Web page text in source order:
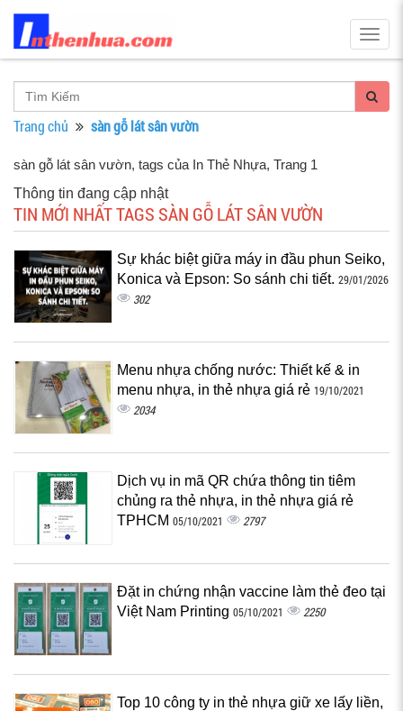
Trang chủ sàn gỗ lát sân vườn
sàn gỗ lát sân vườn, tags của In Thẻ Nhựa, Trang 1
Thông tin đang cập nhật
TIN MỚI NHẤT TAGS SÀN GỖ LÁT SÂN VƯỜN
Sự khác biệt giữa máy in đầu phun Seiko,
Konica và Epson: So sánh chi tiết. 29/01/2026
302
Menu nhựa chống nước: Thiết kế & in
menu nhựa, in thẻ nhựa giá rẻ 19/10/2021
2034
Dịch vụ in mã QR chứa thông tin tiêm
chủng ra thẻ nhựa, in thẻ nhựa giá rẻ
TPHCM 05/10/2021 2797
Đặt in chứng nhận vaccine làm thẻ đeo tại
Việt Nam Printing 05/10/2021 2250
Top 10 công ty in thẻ nhựa giữ xe lấy liền,